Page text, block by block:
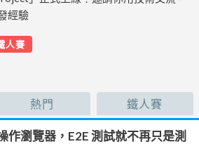
經驗
人賽
熱門 鐵人賽
作瀏覽器，E2E 測試就不再只是測